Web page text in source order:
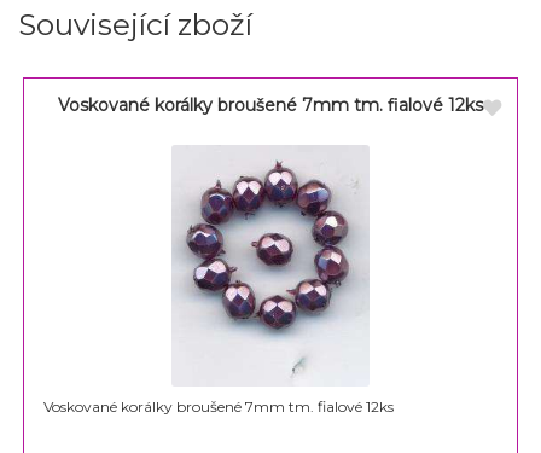
Související zboží
Voskované korálky broušené 7mm tm. fialové 12ks
Voskované korálky broušené 7mm tm. fialové 12ks